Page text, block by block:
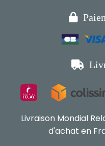


Livraison Mondial
d'achat en